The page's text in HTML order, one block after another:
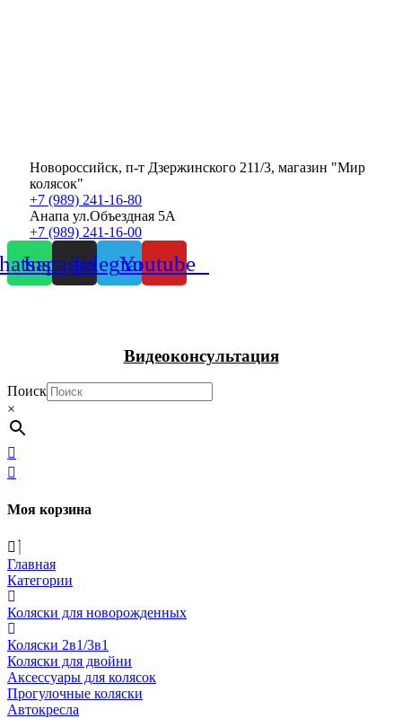
Новороссийск, п-т Дзержинского 211/3, магазин "Мир
колясок"
+7 (989) 241-16-80
Анапа ул.Объездная 5А
+7 (989) 241-16-00
InstagramTelegramYoutube
Видеоконсультация
Поиск
×
Моя корзина
Главная
Категории
Коляски для новорожденных
Коляски 2в1/3в1
Коляски для двойни
Аксессуары для колясок
Прогулочные коляски
Автокресла